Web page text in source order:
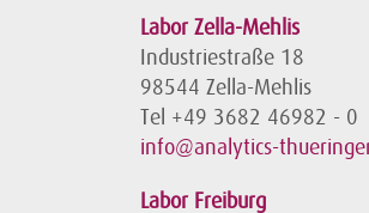
Labor Zella-Mehlis
Industriestraße 18
98544 Zella-Mehlis
Tel +49 3682 46982 - 0
info@analytics-
Labor Freiburg